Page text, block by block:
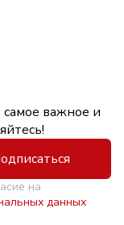
важное и
на
данных